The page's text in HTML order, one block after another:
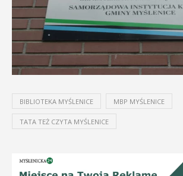
BIBLIOTEKA MYŚLENICE MBP MYŚLENICE
TATA TEŻ CZYTA MYŚLENICE